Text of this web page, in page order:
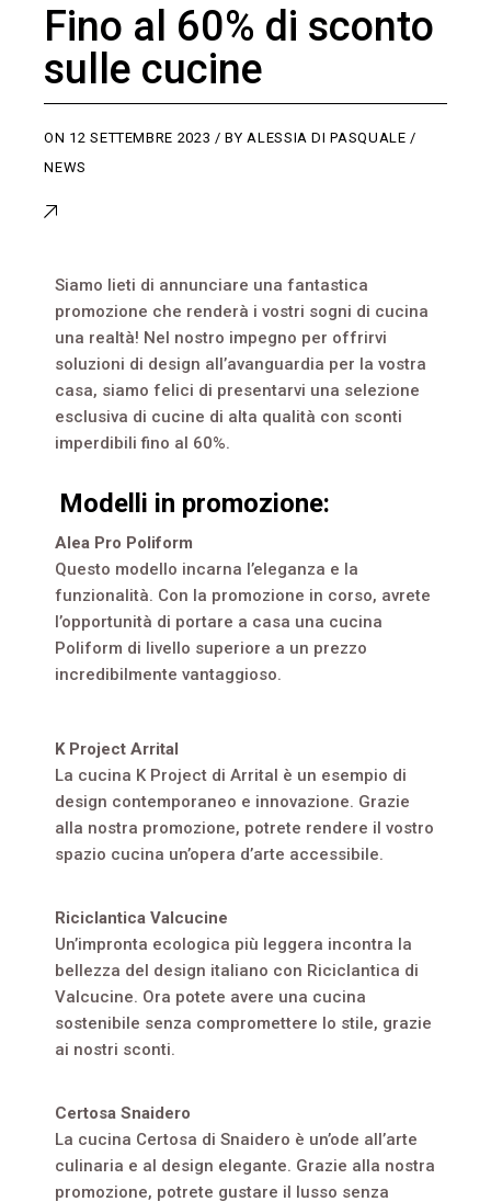
Fino al 60% di sconto
sulle cucine
ON 12 SETTEMBRE 2023 BY ALESSIA DI PASQUALE
NEWS
Siamo lieti di annunciare una fantastica
promozione che renderà i vostri sogni di cucina
una realtà! Nel nostro impegno per offrirvi
soluzioni di design all’avanguardia per la vostra
casa, siamo felici di presentarvi una selezione
esclusiva di cucine di alta qualità con sconti
imperdibili fino al 60%.
Modelli in promozione:
Alea Pro Poliform
Questo modello incarna l’eleganza e la
funzionalità. Con la promozione in corso, avrete
l’opportunità di portare a casa una cucina
Poliform di livello superiore a un prezzo
incredibilmente vantaggioso.
K Project Arrital
La cucina K Project di Arrital è un esempio di
design contemporaneo e innovazione. Grazie
alla nostra promozione, potrete rendere il vostro
spazio cucina un’opera d’arte accessibile.
Riciclantica Valcucine
Un’impronta ecologica più leggera incontra la
bellezza del design italiano con Riciclantica di
Valcucine. Ora potete avere una cucina
sostenibile senza compromettere lo stile, grazie
ai nostri sconti.
Certosa Snaidero
La cucina Certosa di Snaidero è un’ode all’arte
culinaria e al design elegante. Grazie alla nostra
promozione, potrete gustare il lusso senza